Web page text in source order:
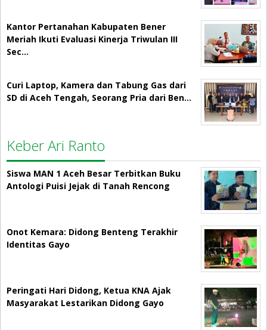
Kantor Pertanahan Kabupaten Bener
Meriah Ikuti Evaluasi Kinerja Triwulan III
Sec…
Curi Laptop, Kamera dan Tabung Gas dari
SD di Aceh Tengah, Seorang Pria dari Ben…
Keber Ari Ranto
Siswa MAN 1 Aceh Besar Terbitkan Buku
Antologi Puisi Jejak di Tanah Rencong
Onot Kemara: Didong Benteng Terakhir
Identitas Gayo
Peringati Hari Didong, Ketua KNA Ajak
Masyarakat Lestarikan Didong Gayo